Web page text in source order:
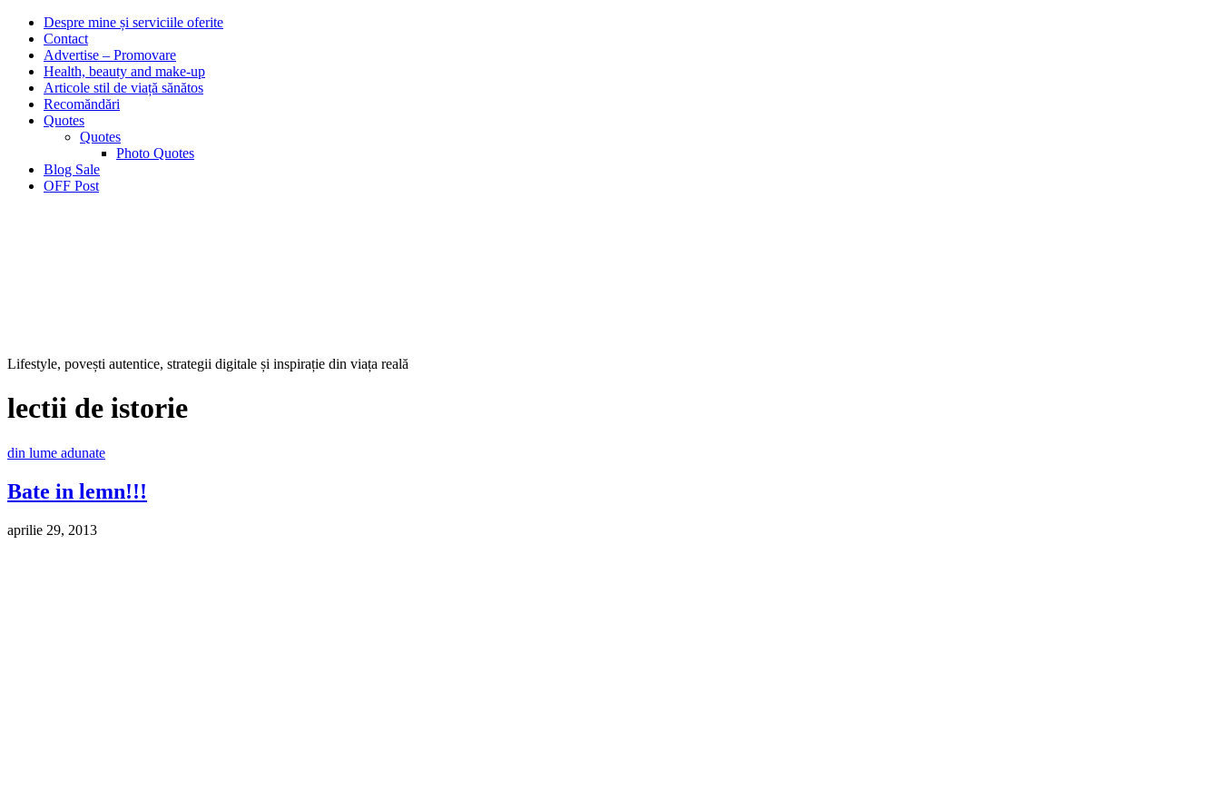
Despre mine și serviciile oferite
Contact
Advertise – Promovare
Health, beauty and make-up
Articole stil de viață sănătos
Recomăndări
Quotes
Quotes
Photo Quotes
Blog Sale
OFF Post
Lifestyle, povești autentice, strategii digitale și inspirație din viața reală
lectii de istorie
din lume adunate
Bate in lemn!!!
aprilie 29, 2013